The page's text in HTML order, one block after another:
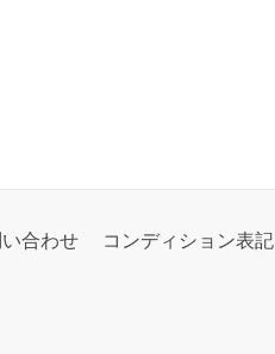
合わせ コンディション表記